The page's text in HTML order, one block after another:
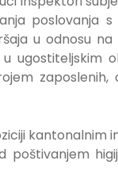
poslovanja
u odnosu na
ugostiteljskim
zaposlenih,
kantonalnim